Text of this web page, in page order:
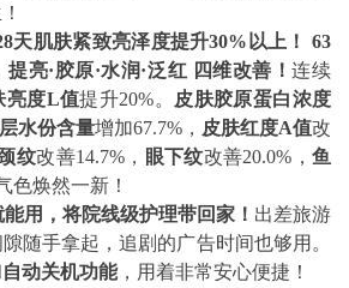
天肌肤紧致亮泽度提升30%以上！
63
亮·胶原·水润·泛红 四维改善！连续
亮度L值提升20%。
皮肤胶原蛋白浓度
水份含量增加67.7%， 皮肤红度A值改
纹改善14.7%， 眼下纹改善20.0%，鱼
色焕然一新！
用，将院线级护理带回家！ 出差旅游
随手拿起，追剧的广告时间也够用。
自动关机功能，用着非常安心便捷！